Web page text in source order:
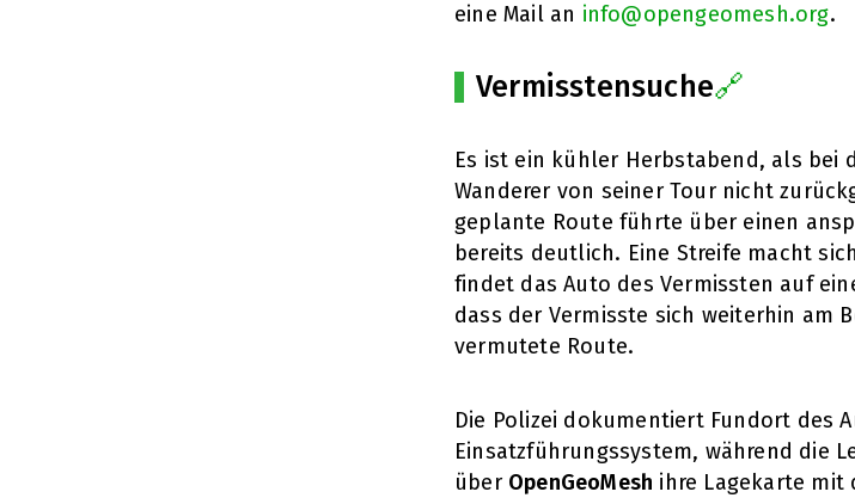
eine Mail an info@opengeomesh.org.
Vermisstensuche🔗
Es ist ein kühler Herbstabend, als bei
Wanderer von seiner Tour nicht
geplante Route führte über einen
bereits deutlich. Eine Streife macht
findet das Auto des Vermissten auf
dass der Vermisste sich weiterhin am
vermutete Route.
Die Polizei dokumentiert Fundort des
Einsatzführungssystem, während die
über OpenGeoMesh ihre Lagekarte mit